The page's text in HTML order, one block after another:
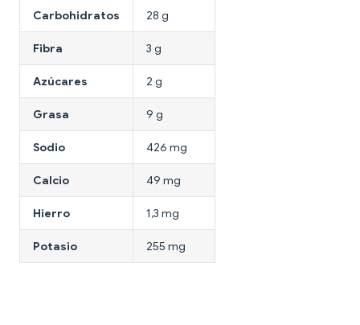
Carbohidratos 28 g
Fibra 3 g
Azúcares 2 g
Grasa 9 g
Sodio 426 mg
Calcio 49 mg
Hierro 1,3 mg
Potasio 255 mg